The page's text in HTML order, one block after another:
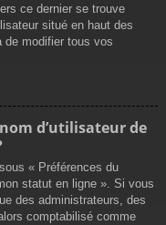
ce dernier se trouve
situé en haut des
de modifier tous vos
d’utilisateur de
« Préférences du
statut en ligne ». Si vous
des administrateurs, des
comptabilisé comme